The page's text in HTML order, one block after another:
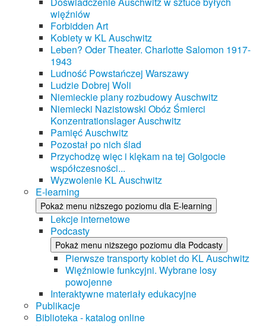
więźniów
Forbidden Art
Kobiety w KL Auschwitz
Leben? Oder Theater. Charlotte Salomon 1917-
1943
Ludność Powstańczej Warszawy
Ludzie Dobrej Woli
Niemieckie plany rozbudowy Auschwitz
Niemiecki Nazistowski Obóz Śmierci
Konzentrationslager Auschwitz
Pamięć Auschwitz
Pozostał po nich ślad
Przychodzę więc i klękam na tej Golgocie
współczesności...
Wyzwolenie KL Auschwitz
E-learning
Pokaż menu niższego poziomu dla E-learning
Lekcje internetowe
Podcasty
Pokaż menu niższego poziomu dla Podcasty
Pierwsze transporty kobiet do KL Auschwitz
Więźniowie funkcyjni. Wybrane losy
powojenne
Interaktywne materiały edukacyjne
Publikacje
Biblioteka - katalog online